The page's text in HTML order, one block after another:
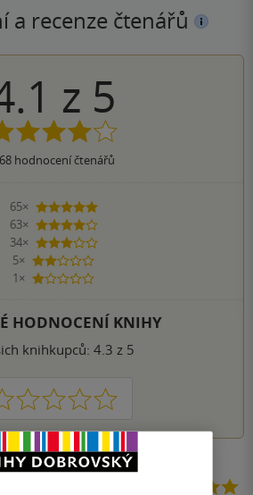
a recenze čtenářů
z 5
hodnocení čtenářů
65×
5 hvězdiček
63×
4 hvězdičky
34×
3 hvězdičky
5×
2 hvězdičky
1×
1 hvezdička
HODNOCENÍ KNIHY
knihkupců: 4.3 z 5
1 2 3 4 5